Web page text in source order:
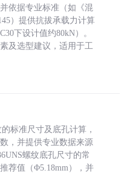
依据专业标准（如《混
）提供抗拔承载力计算
下设计值约80kN）。
及选型建议，适用于工
标准尺寸及底孔计算，
，并提供专业数据来源
螺纹底孔尺寸的常
荐值（Φ5.18mm），并